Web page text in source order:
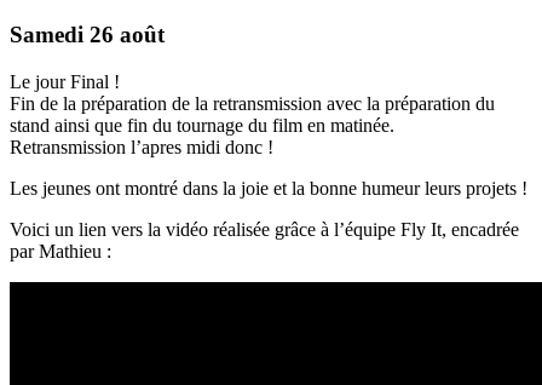
Samedi 26 août
Le jour Final !
Fin de la préparation de la retransmission avec la préparation du
stand ainsi que fin du tournage du film en matinée.
Retransmission l’apres midi donc !
Les jeunes ont montré dans la joie et la bonne humeur leurs projets !
Voici un lien vers la vidéo réalisée grâce à l’équipe Fly It, encadrée
par Mathieu :